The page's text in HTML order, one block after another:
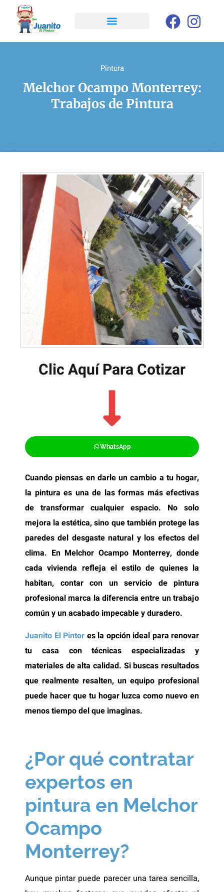
Pintura
Melchor Ocampo Monterrey:
Trabajos de Pintura
Clic Aquí Para Cotizar​
WhatsApp
Cuando piensas en darle un cambio a tu hogar,
la pintura es una de las formas más efectivas
de transformar cualquier espacio. No solo
mejora la estética, sino que también protege las
paredes del desgaste natural y los efectos del
clima. En Melchor Ocampo Monterrey, donde
cada vivienda refleja el estilo de quienes la
habitan, contar con un servicio de pintura
profesional marca la diferencia entre un trabajo
común y un acabado impecable y duradero.
Juanito El Pintor es la opción ideal para renovar
tu casa con técnicas especializadas y
materiales de alta calidad. Si buscas resultados
que realmente resalten, un equipo profesional
puede hacer que tu hogar luzca como nuevo en
menos tiempo del que imaginas.
¿Por qué contratar
expertos en
pintura en Melchor
Ocampo
Monterrey?
Aunque pintar puede parecer una tarea sencilla,